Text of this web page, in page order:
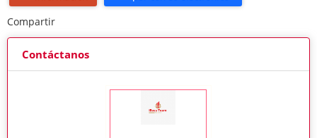
Compartir
Contáctanos